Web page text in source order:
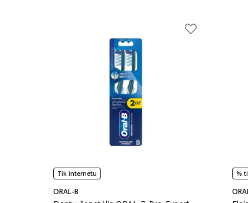
Tik internetu
ORAL-B
%